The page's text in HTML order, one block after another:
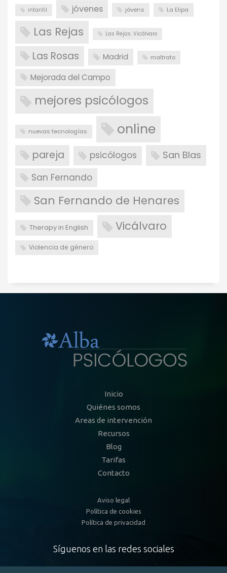
intantil jóvenes jóvens La Elipa
Las Rejas Las Rejas. Vicálvaro
Las Rosas Madrid maltrato
Mejorada del Campo
mejores psicólogos
nuevas tecnologías online
pareja psicólogos San Blas
San Fernando
San Fernando de Henares
Therapy in English Vicálvaro
Violencia de género
Inicio
Quiénes somos
Areas de intervención
Recursos
Blog
Tarifas
Contacto
Aviso legal
Política de cookies
Política de privacidad
Síguenos en las redes sociales